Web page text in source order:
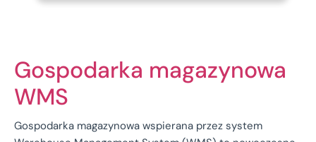
Gospodarka magazynowa
WMS
Gospodarka magazynowa wspierana przez system